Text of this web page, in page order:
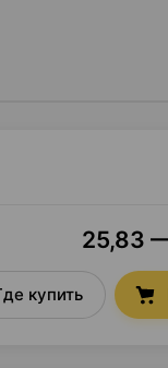
25,83
купить